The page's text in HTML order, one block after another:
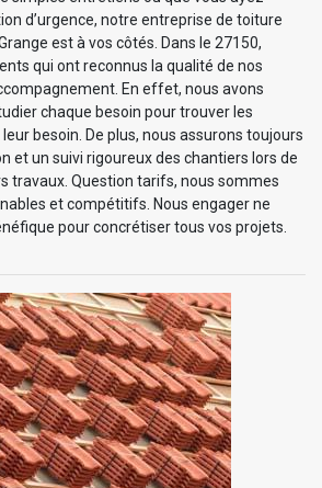
d’urgence, notre entreprise de toiture
est à vos côtés. Dans le 27150,
qui ont reconnus la qualité de nos
En effet, nous avons
chaque besoin pour trouver les
besoin. De plus, nous assurons toujours
et un suivi rigoureux des chantiers lors de
travaux. Question tarifs, nous sommes
et compétitifs. Nous engager ne
pour concrétiser tous vos projets.